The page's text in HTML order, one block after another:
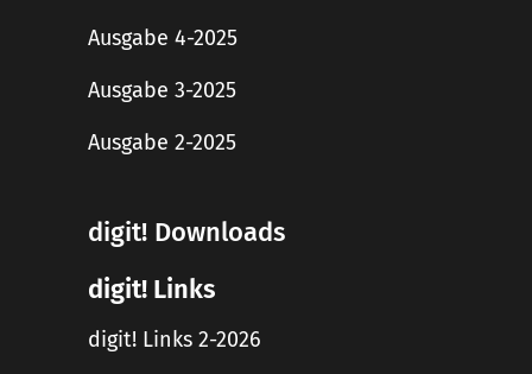
Ausgabe 4-2025
Ausgabe 3-2025
Ausgabe 2-2025
digit! Downloads
digit! Links
digit! Links 2-2026